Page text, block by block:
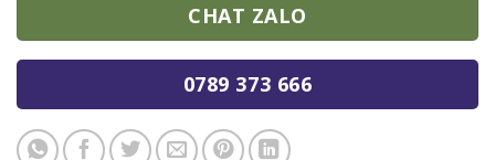
CHAT ZALO
0789 373 666